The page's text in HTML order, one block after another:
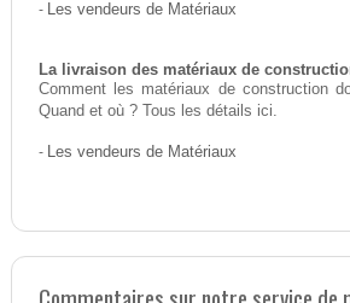
- Les vendeurs de Matériaux
La livraison des matériaux de
Comment les matériaux de construction
Quand et où ? Tous les détails ici.
- Les vendeurs de Matériaux